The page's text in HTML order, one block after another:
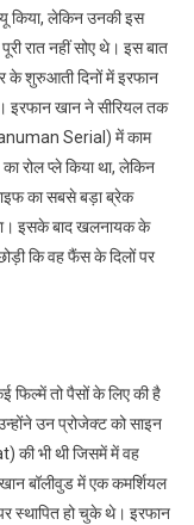
किया, लेकिन उनकी इस
रात नहीं सोए थे। इस बात
के शुरुआती दिनों में इरफान
इरफान खान ने सीरियल तक
Serial) में काम
रोल प्ले किया था, लेकिन
का सबसे बड़ा ब्रेक
इसके बाद खलनायक के
कि वह फैंस के दिलों पर
फिल्में तो पैसों के लिए की है
उन प्रोजेक्ट को साइन
की भी थी जिसमें में वह
बॉलीवुड में एक कमर्शियल
हो चुके थे। इरफान